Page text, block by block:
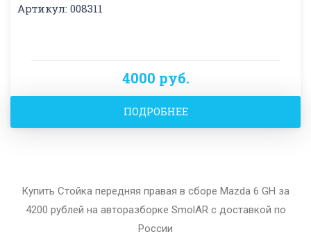
Артикул: 008311
4000 руб.
ПОДРОБНЕЕ
Купить Стойка передняя правая в сборе Mazda 6 GH за
4200 рублей на авторазборке SmolAR с доставкой по
России